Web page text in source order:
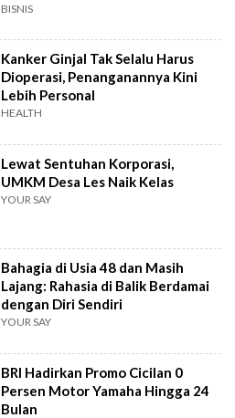
BISNIS
Kanker Ginjal Tak Selalu Harus
Dioperasi, Penanganannya Kini
Lebih Personal
HEALTH
Lewat Sentuhan Korporasi,
UMKM Desa Les Naik Kelas
YOUR SAY
Bahagia di Usia 48 dan Masih
Lajang: Rahasia di Balik Berdamai
dengan Diri Sendiri
YOUR SAY
BRI Hadirkan Promo Cicilan 0
Persen Motor Yamaha Hingga 24
Bulan